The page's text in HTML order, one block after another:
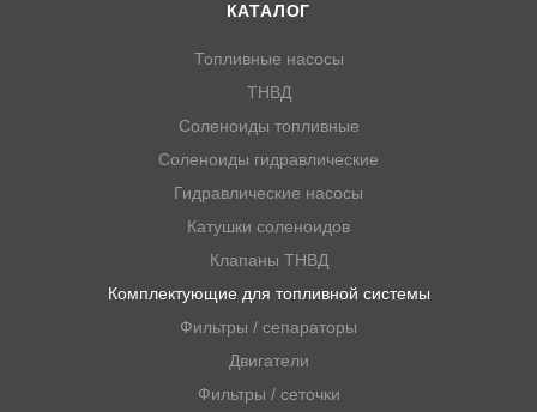
КАТАЛОГ
Топливные насосы
ТНВД
Соленоиды топливные
Соленоиды гидравлические
Гидравлические насосы
Катушки соленоидов
Клапаны ТНВД
Комплектующие для топливной системы
Фильтры / сепараторы
Двигатели
Фильтры / сеточки